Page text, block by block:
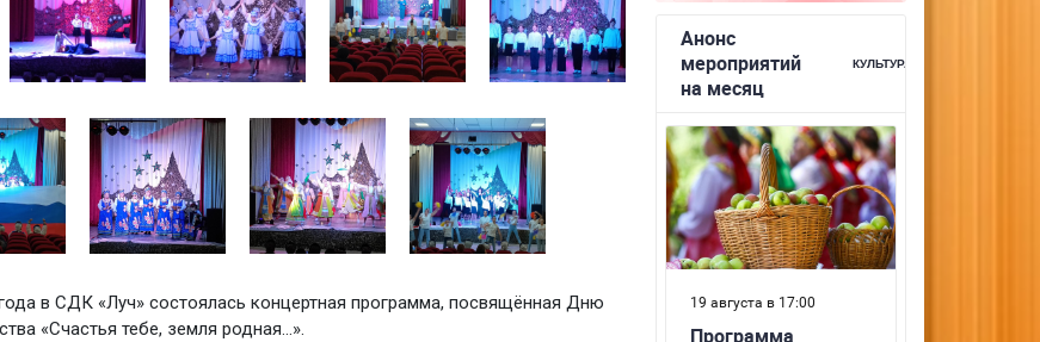
в СДК «Луч» состоялась концертная программа, посвящённая Дню
«Счастья тебе, земля родная…».